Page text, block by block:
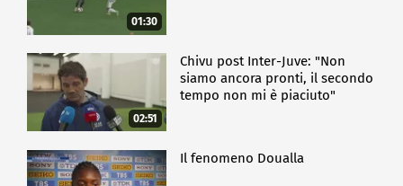
01:30
02:51
Chivu post Inter-Juve: "Non
siamo ancora pronti, il secondo
tempo non mi è piaciuto"
Il fenomeno Doualla